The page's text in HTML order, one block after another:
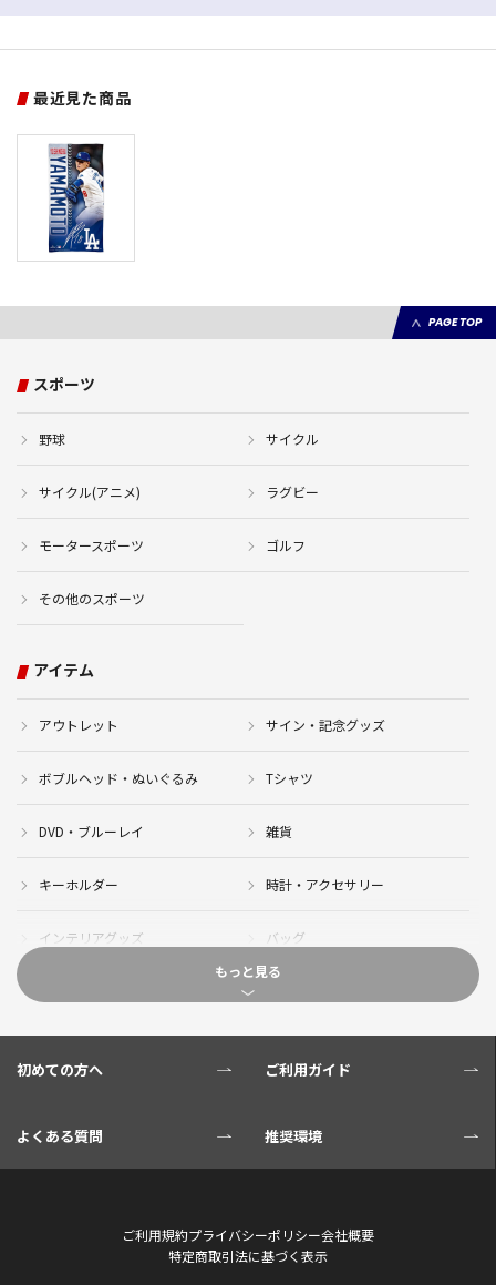
最近見た商品
PAGE TOP
スポーツ
野球 サイクル
サイクル(アニメ) ラグビー
モータースポーツ ゴルフ
その他のスポーツ
アイテム
アウトレット サイン・記念グッズ
ボブルヘッド・ぬいぐるみ Tシャツ
DVD・ブルーレイ 雑貨
キーホルダー 時計・アクセサリー
インテリアグッズ バッグ
もっと見る
初めての方へ ご利用ガイド
よくある質問 推奨環境
ご利用規約プライバシーポリシー会社概要
特定商取引法に基づく表示